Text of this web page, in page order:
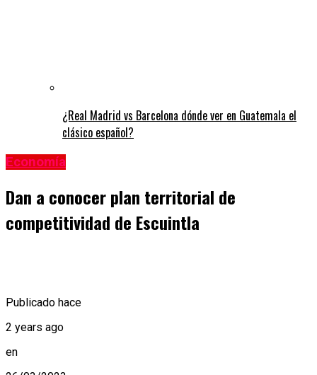
¿Real Madrid vs Barcelona dónde ver en Guatemala el
clásico español?
Economía
Dan a conocer plan territorial de
competitividad de Escuintla
Publicado hace
2 years ago
en